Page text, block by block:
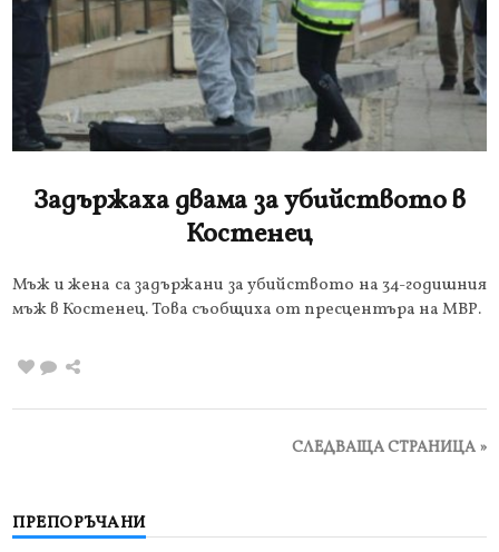
Задържаха двама за убийството в
Костенец
Мъж и жена са задържани за убийството на 34-годишния
мъж в Костенец. Това съобщиха от пресцентъра на МВР.
СЛЕДВАЩА СТРАНИЦА »
ПРЕПОРЪЧАНИ